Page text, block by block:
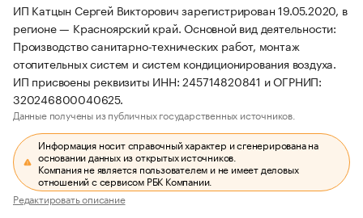
ИП Катцын Сергей Викторович зарегистрирован 19.05.2020, в
регионе — Красноярский край. Основной вид деятельности:
Производство санитарно-технических работ, монтаж
отопительных систем и систем кондиционирования воздуха.
ИП присвоены реквизиты ИНН: 245714820841 и ОГРНИП:
320246800040625.
Данные получены из публичных государственных источников.
Информация носит справочный характер и сгенерирована на
основании данных из открытых источников.
Компания не является пользователем и не имеет деловых
отношений с сервисом РБК Компании.
Редактировать описание